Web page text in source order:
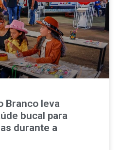
Branco leva
bucal para
durante a